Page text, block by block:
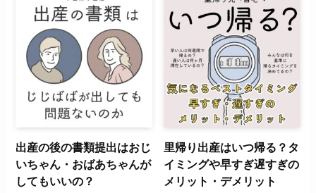
出産の後の書類提出はおじ
いちゃん・おばあちゃんが
してもいいの？
里帰り出産はいつ帰る？タ
イミングや早すぎ遅すぎの
メリット・デメリット